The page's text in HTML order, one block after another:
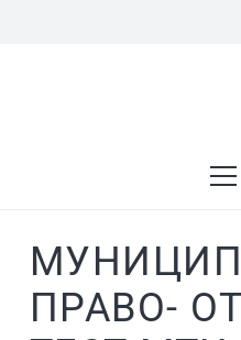
списке найденных
вверх и вниз
на нужную
ПРАВО-